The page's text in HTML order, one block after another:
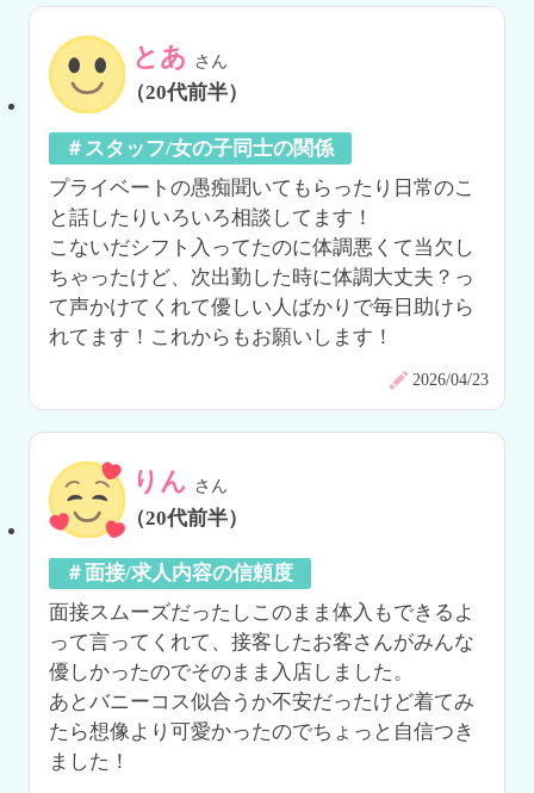
とあ さん
（20代前半）
＃スタッフ/女の子同士の関係
プライベートの愚痴聞いてもらったり日常のこ
と話したりいろいろ相談してます！
こないだシフト入ってたのに体調悪くて当欠し
ちゃったけど、次出勤した時に体調大丈夫？っ
て声かけてくれて優しい人ばかりで毎日助けら
れてます！これからもお願いします！
2026/04/23
りん さん
（20代前半）
＃面接/求人内容の信頼度
面接スムーズだったしこのまま体入もできるよ
って言ってくれて、接客したお客さんがみんな
優しかったのでそのまま入店しました。
あとバニーコス似合うか不安だったけど着てみ
たら想像より可愛かったのでちょっと自信つき
ました！